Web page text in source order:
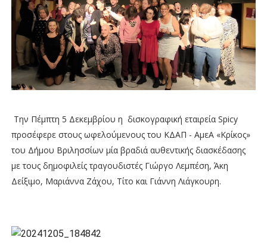
Την Πέμπτη 5 Δεκεμβρίου η δισκογραφική εταιρεία Spicy
προσέφερε στους ωφελούμενους του ΚΔΑΠ - ΑμεΑ «Κρίκος»
του Δήμου Βριλησσίων μία βραδιά αυθεντικής διασκέδασης
με τους δημοφιλείς τραγουδιστές Γιώργο Λεμπέση, Άκη
Δείξιμο, Μαριάννα Ζάχου, Τίτο και Γιάννη Λιάγκουρη.